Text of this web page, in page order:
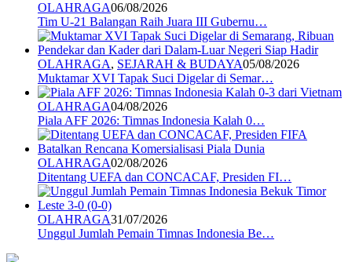
OLAHRAGA06/08/2026
Tim U-21 Balangan Raih Juara III Gubernu…
OLAHRAGA, SEJARAH & BUDAYA05/08/2026
Muktamar XVI Tapak Suci Digelar di Semar…
OLAHRAGA04/08/2026
Piala AFF 2026: Timnas Indonesia Kalah 0…
OLAHRAGA02/08/2026
Ditentang UEFA dan CONCACAF, Presiden FI…
OLAHRAGA31/07/2026
Unggul Jumlah Pemain Timnas Indonesia Be…